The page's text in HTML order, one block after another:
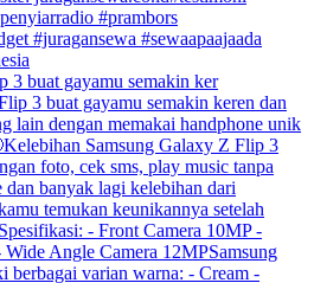
3 buat gayamu semakin ker